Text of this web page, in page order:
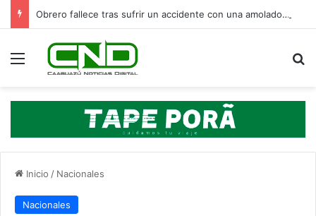
Obrero fallece tras sufrir un accidente con una amoladora en Canindeyú
Menú
Inicio / Nacionales
Nacionales